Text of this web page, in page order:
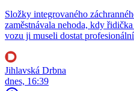
Složky integrovaného
zaměstnávala nehoda, kdy
vozu ji museli dostat
Jihlavská Drbna
dnes, 16:39